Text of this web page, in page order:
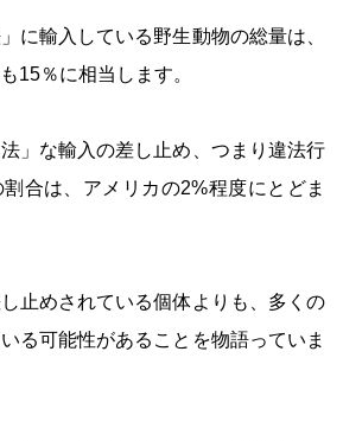
に輸入している野生動物の総量は、
15％に相当します。
」な輸入の差し止め、つまり違法行
合は、アメリカの2%程度にとどま
止めされている個体よりも、多くの
る可能性があることを物語っていま